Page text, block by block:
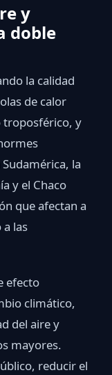
y
doble
la calidad
de calor
troposférico, y
la
y el Chaco
que afectan a
las
efecto
climático,
del aire y
mayores.
reducir el